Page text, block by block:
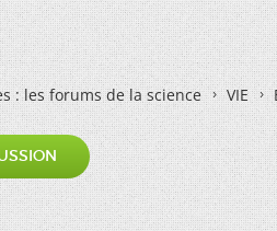
: les forums de la science VIE